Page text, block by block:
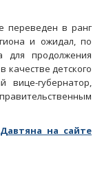
переведен в ранг
и ожидал, по
для продолжения
качестве детского
вице-губернатор,
на сайте